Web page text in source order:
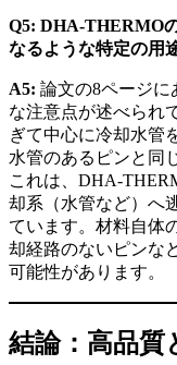
Q5: DHA-THERMO
なるような特定の用
A5: 論文の8ページに
な注意点が述べられ
ぎて中心に冷却水管
水管のあるピンと同
これは、DHA-
却系（水管など）へ
ています。材料自体
却経路のないピンな
可能性があります。
結論：高品質